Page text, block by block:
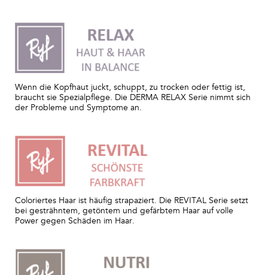
Wenn die Kopfhaut juckt, schuppt, zu trocken oder fettig ist,
braucht sie Spezialpflege. Die DERMA RELAX Serie nimmt sich
der Probleme und Symptome an.
Coloriertes Haar ist häufig strapaziert. Die REVITAL Serie setzt
bei gesträhntem, getöntem und gefärbtem Haar auf volle
Power gegen Schäden im Haar.